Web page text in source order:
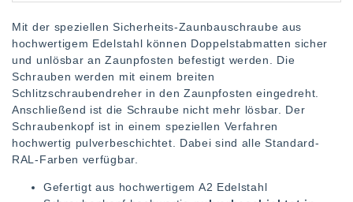
Mit der speziellen Sicherheits-Zaunbauschraube aus
hochwertigem Edelstahl können Doppelstabmatten sicher
und unlösbar an Zaunpfosten befestigt werden. Die
Schrauben werden mit einem breiten
Schlitzschraubendreher in den Zaunpfosten eingedreht.
Anschließend ist die Schraube nicht mehr lösbar. Der
Schraubenkopf ist in einem speziellen Verfahren
hochwertig pulverbeschichtet. Dabei sind alle Standard-
RAL-Farben verfügbar.
Gefertigt aus hochwertigem A2 Edelstahl